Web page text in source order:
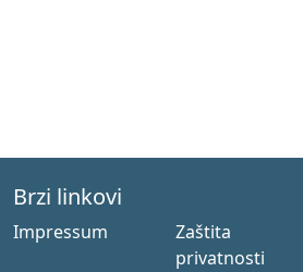
Brzi linkovi
Impressum
Zaštita
privatnosti